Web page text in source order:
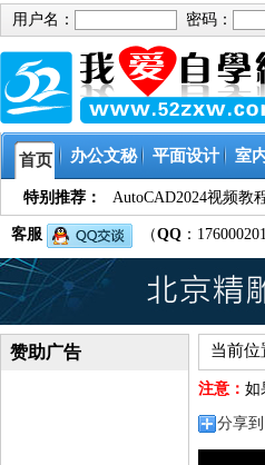
用户名： 密码：
首页 办公文秘 平面设计 室
特别推荐： AutoCAD2024视频教
客服 （QQ ：
赞助广告 当前位
注意： 如
分享到